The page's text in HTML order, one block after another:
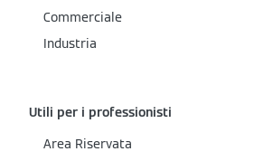
Commerciale
Industria
Utili per i professionisti
Area Riservata